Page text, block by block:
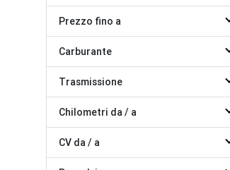
Prezzo fino a
Carburante
Trasmissione
Chilometri da / a
CV da / a